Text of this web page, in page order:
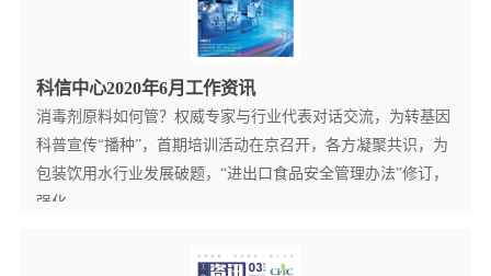
科信中心2020年6月工作资讯
消毒剂原料如何管？权威专家与行业代表对话交流，为转基因
科普宣传“播种”，首期培训活动在京召开，各方凝聚共识，为
包装饮用水行业发展破题，“进出口食品安全管理办法”修订，
强化...